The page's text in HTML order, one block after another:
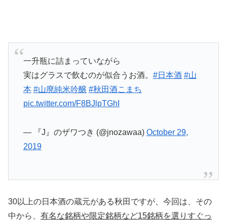
一升瓶に詰まっていながら
実はグラスで飲むのが似合うお酒。 #日本酒 #山
本 #山廃純米吟醸 #秋田酒こまち
pic.twitter.com/F8BJlpTGhI
— 『J』のザワつき (@jnozawaa) October 29,
2019
30以上の日本酒の蔵元がある秋田ですが、今回は、その
中から、 有名な銘柄や限定銘柄など15銘柄を選りすぐっ